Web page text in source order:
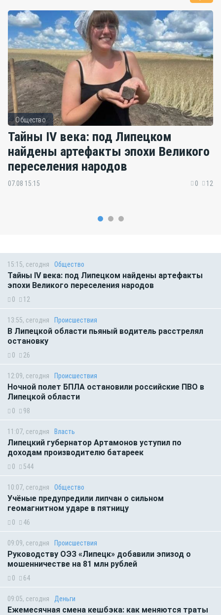
Общество
Тайны IV века: под Липецком
найдены артефакты эпохи Великого
переселения народов
07.08 15:15 0 12
15:15, сегодня Общество
Тайны IV века: под Липецком найдены артефакты
эпохи Великого переселения народов
0 12
13:55, сегодня Происшествия
В Липецкой области пьяный водитель расстрелял
остановку
0 26
12:09, сегодня Происшествия
Ночной полет БПЛА остановили российские ПВО в
Липецкой области
0 98
11:07, сегодня Власть
Липецкий губернатор Артамонов уступил по
доходам производителю батареек
0 544
10:07, сегодня Общество
Учёные предупредили липчан о сильном
геомагнитном ударе в пятницу
0 46
09:09, сегодня Происшествия
Руководству ОЭЗ «Липецк» добавили эпизод о
мошенничестве на 81 млн рублей
0 64
09:05, сегодня Деньги
Ежемесячная смена кешбэка: как меняются траты